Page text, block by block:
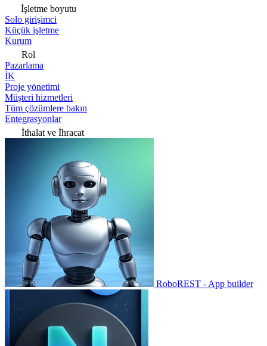
İşletme boyutu
Solo girişimci
Küçük işletme
Kurum
Rol
Pazarlama
İK
Proje yönetimi
Müşteri hizmetleri
Tüm çözümlere bakın
Entegrasyonlar
İthalat ve İhracat
RoboREST - App builder